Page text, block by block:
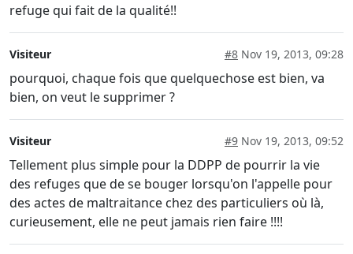
refuge qui fait de la qualité!!
Visiteur #8 Nov 19, 2013, 09:28
pourquoi, chaque fois que quelquechose est bien, va
bien, on veut le supprimer ?
Visiteur #9 Nov 19, 2013, 09:52
Tellement plus simple pour la DDPP de pourrir la vie
des refuges que de se bouger lorsqu'on l'appelle pour
des actes de maltraitance chez des particuliers où là,
curieusement, elle ne peut jamais rien faire !!!!